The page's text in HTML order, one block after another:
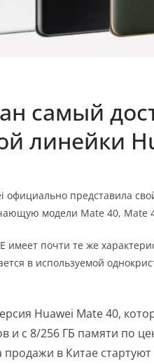
самый
линейки
официально представила
модели Mate 40, Mate
почти те же
в используемой
Huawei Mate 40,
и с 8/256 ГБ памяти по
продажи в Китае